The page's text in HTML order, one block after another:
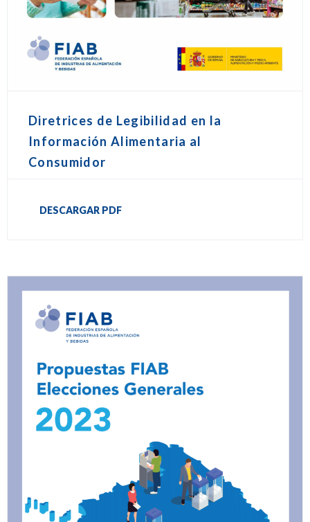
Diretrices de Legibilidad en la
Información Alimentaria al
Consumidor
DESCARGAR PDF